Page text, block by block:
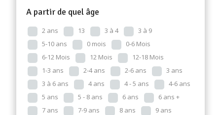
A partir de quel âge
2 ans 13 3 à 4
3 à 9
5-10 ans
0 mois
0-6 Mois
6-12 Mois
12 Mois
12-18 Mois
1-3 ans
2-4 ans 2-6 ans
3 ans
3 à 6 ans
4 ans 4 - 5 ans
4-6 ans
5 ans
5 - 8 ans 6 ans
6 ans +
7 ans
7-9 ans 8 ans
9 ans